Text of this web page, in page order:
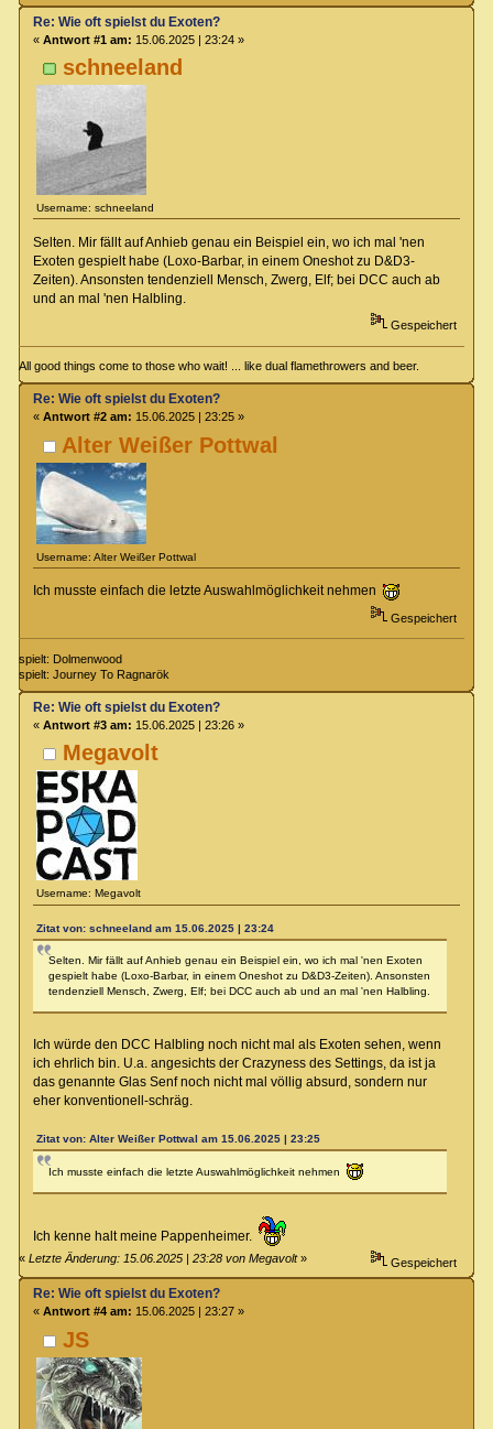
schneeland
Username: schneeland
Re: Wie oft spielst du Exoten?
« Antwort #1 am: 15.06.2025 | 23:24 »
Selten. Mir fällt auf Anhieb genau ein Beispiel ein, wo ich mal 'nen
Exoten gespielt habe (Loxo-Barbar, in einem Oneshot zu D&D3-
Zeiten). Ansonsten tendenziell Mensch, Zwerg, Elf; bei DCC auch ab
und an mal 'nen Halbling.
Gespeichert
All good things come to those who wait! ... like dual flamethrowers and beer.
Alter Weißer Pottwal
Username: Alter Weißer Pottwal
Re: Wie oft spielst du Exoten?
« Antwort #2 am: 15.06.2025 | 23:25 »
Ich musste einfach die letzte Auswahlmöglichkeit nehmen
Gespeichert
spielt: Dolmenwood
spielt: Journey To Ragnarök
Megavolt
Username: Megavolt
Re: Wie oft spielst du Exoten?
« Antwort #3 am: 15.06.2025 | 23:26 »
Zitat von: schneeland am 15.06.2025 | 23:24
Selten. Mir fällt auf Anhieb genau ein Beispiel ein, wo ich mal 'nen Exoten
gespielt habe (Loxo-Barbar, in einem Oneshot zu D&D3-Zeiten). Ansonsten
tendenziell Mensch, Zwerg, Elf; bei DCC auch ab und an mal 'nen Halbling.
Ich würde den DCC Halbling noch nicht mal als Exoten sehen, wenn
ich ehrlich bin. U.a. angesichts der Crazyness des Settings, da ist ja
das genannte Glas Senf noch nicht mal völlig absurd, sondern nur
eher konventionell-schräg.
Zitat von: Alter Weißer Pottwal am 15.06.2025 | 23:25
Ich musste einfach die letzte Auswahlmöglichkeit nehmen
Ich kenne halt meine Pappenheimer.
«Letzte Änderung: 15.06.2025 | 23:28 von Megavolt» Gespeichert
JS
Re: Wie oft spielst du Exoten?
« Antwort #4 am: 15.06.2025 | 23:27 »